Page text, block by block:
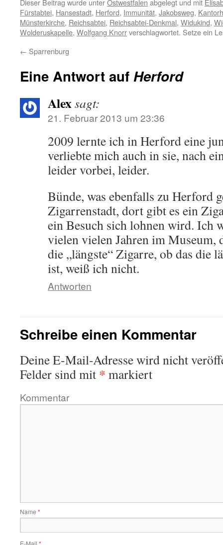
Dieser Beitrag wurde unterOstwestfalen abgelegt und mit
Fürstabtei, Hansestadt, Herford, Immunität, Jakobsweg,
Münsterkirche, Reichsabtei, Reichsabtei-Denkmal, Widukind,
Wolderuskapelle, Wolfgang Knorrverschlagwortet. Setze ein
← Sparrenburg
Eine Antwort auf Herford
Alexsagt:
21. Februar 2013 um 23:36
2009 lernte ich in Herford eine
verliebte mich auch in sie, nach
leider vorbei, leider.
Bünde, was ebenfalls zu Herford
Zigarrenstadt, dort gibt es ein
ein Besuch sich lohnen wird. Ich
vielen vielen Jahren im Museum,
die „längste“ Zigarre, ob das die
ist, weiß ich nicht.
Antworten
Schreibe einen Kommentar
Deine E-Mail-Adresse wird nicht
Felder sind mit * markiert
Kommentar
Name *
E-Mail